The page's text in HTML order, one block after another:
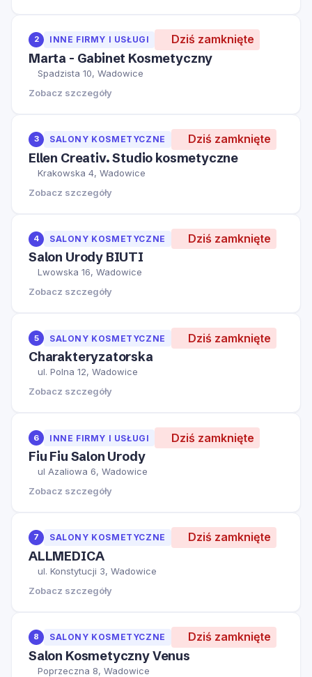
2 INNE FIRMY I USŁUGI Dziś zamknięte
Marta - Gabinet Kosmetyczny
Spadzista 10, Wadowice
Zobacz szczegóły
3 SALONY KOSMETYCZNE Dziś zamknięte
Ellen Creativ. Studio kosmetyczne
Krakowska 4, Wadowice
Zobacz szczegóły
4 SALONY KOSMETYCZNE Dziś zamknięte
Salon Urody BIUTI
Lwowska 16, Wadowice
Zobacz szczegóły
5 SALONY KOSMETYCZNE Dziś zamknięte
Charakteryzatorska
ul. Polna 12, Wadowice
Zobacz szczegóły
6 INNE FIRMY I USŁUGI Dziś zamknięte
Fiu Fiu Salon Urody
ul Azaliowa 6, Wadowice
Zobacz szczegóły
7 SALONY KOSMETYCZNE Dziś zamknięte
ALLMEDICA
ul. Konstytucji 3, Wadowice
Zobacz szczegóły
8 SALONY KOSMETYCZNE Dziś zamknięte
Salon Kosmetyczny Venus
Poprzeczna 8, Wadowice